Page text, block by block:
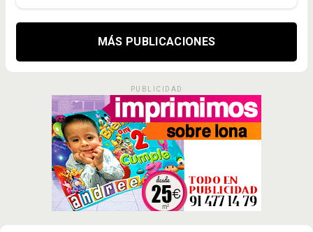
MÁS PUBLICACIONES
PUBLICIDAD